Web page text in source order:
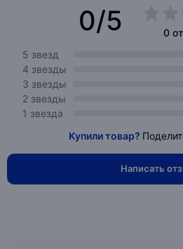
0/5
0
5 звезд
4 звезды
3 звезды
2 звезды
1 звезда
Купили товар?
Написать